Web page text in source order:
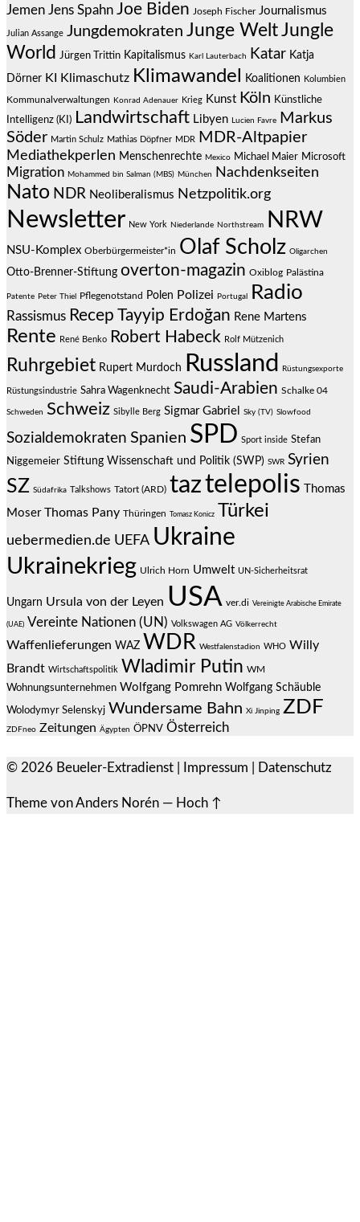
Jemen Jens Spahn Joe Biden Joseph Fischer Journalismus
Julian Assange Jungdemokraten Junge WeltJungle
World Jürgen Trittin Kapitalismus Karl Lauterbach Katar Katja
Dörner KI Klimaschutz Klimawandel Koalitionen Kolumbien
Kommunalverwaltungen Konrad Adenauer Krieg Kunst Köln Künstliche
Intelligenz (KI) Landwirtschaft Libyen Lucien Favre
Markus
Söder Martin Schulz Mathias Döpfner MDR MDR-Altpapier
Mediathekperlen Menschenrechte Mexico Michael Maier Microsoft
Migration Mohammed bin Salman (MBS) München Nachdenkseiten
Nato NDR Neoliberalismus Netzpolitik.org
Newsletter New York Niederlande Northstream NRW
NSU-Komplex Oberbürgermeister*in Olaf Scholz Oligarchen
Otto-Brenner-Stiftung overton-magazin Oxiblog Palästina
Patente Peter Thiel Pflegenotstand Polen Polizei Portugal Radio
Rassismus Recep Tayyip Erdoğan Rene Martens
Rente René Benko Robert Habeck Rolf Mützenich
Ruhrgebiet Rupert Murdoch Russland Rüstungsexporte
Rüstungsindustrie Sahra Wagenknecht Saudi-Arabien Schalke 04
Schweden Schweiz Sibylle Berg Sigmar Gabriel Sky (TV) Slowfood
Sozialdemokraten Spanien SPD Sport inside Stefan
Niggemeier Stiftung Wissenschaft und Politik (SWP) SWR Syrien
SZ Südafrika Talkshows Tatort (ARD) taztelepolis
Thomas
Moser Thomas Pany Thüringen Tomasz Konicz Türkei
uebermedien.de UEFA Ukraine
Ukrainekrieg Ulrich Horn Umwelt UN-Sicherheitsrat
Ungarn Ursula von der Leyen USA ver.di Vereinigte Arabische Emirate
(UAE) Vereinte Nationen (UN) Volkswagen AG Völkerrecht
Waffenlieferungen WAZ WDR Westfalenstadion WHO Willy
Brandt Wirtschaftspolitik Wladimir Putin WM
Wohnungsunternehmen Wolfgang Pomrehn Wolfgang Schäuble
Wolodymyr Selenskyj Wundersame Bahn Xi Jinping ZDF
ZDFneo Zeitungen Ägypten ÖPNV Österreich
© 2026 Beueler-Extradienst Impressum Datenschutz
Theme vonAnders Norén — Hoch ↑